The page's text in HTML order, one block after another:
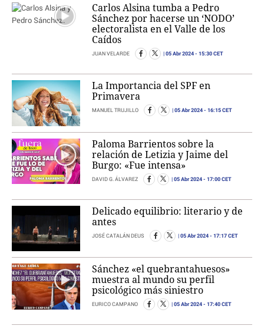
Carlos Alsina tumba a Pedro
Sánchez por hacerse un ‘NODO’
electoralista en el Valle de los
Caídos
JUAN VELARDE 05 Abr 2024 - 15:30 CET
La Importancia del SPF en
Primavera
MANUEL TRUJILLO 05 Abr 2024 - 16:15 CET
Paloma Barrientos sobre la
relación de Letizia y Jaime del
Burgo: «Fue intensa»
DAVID G. ÁLVAREZ 05 Abr 2024 - 17:00 CET
Delicado equilibrio: literario y de
antes
JOSÉ CATALÁN DEUS 05 Abr 2024 - 17:17 CET
Sánchez «el quebrantahuesos»
muestra al mundo su perfil
psicológico más siniestro
EURICO CAMPANO 05 Abr 2024 - 17:40 CET